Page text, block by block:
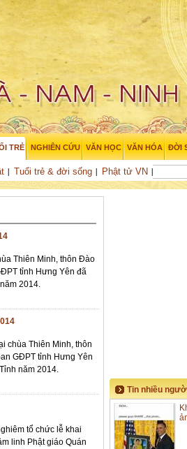
TRẺ
Tuổi trẻ & đời sống Phật tử VN
NGHIÊN CỨU VĂN HỌC VĂN HÓA ĐỜI
Thiên Minh, thôn Đào
tỉnh Hưng Yên đã
2014.
chùa Thiên Minh, thôn
GĐPT tỉnh Hưng Yên
năm 2014.
tổ chức lễ khai
linh Phật giáo Quán
Tin nhiều